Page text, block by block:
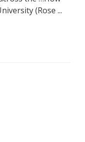
(Rose ...